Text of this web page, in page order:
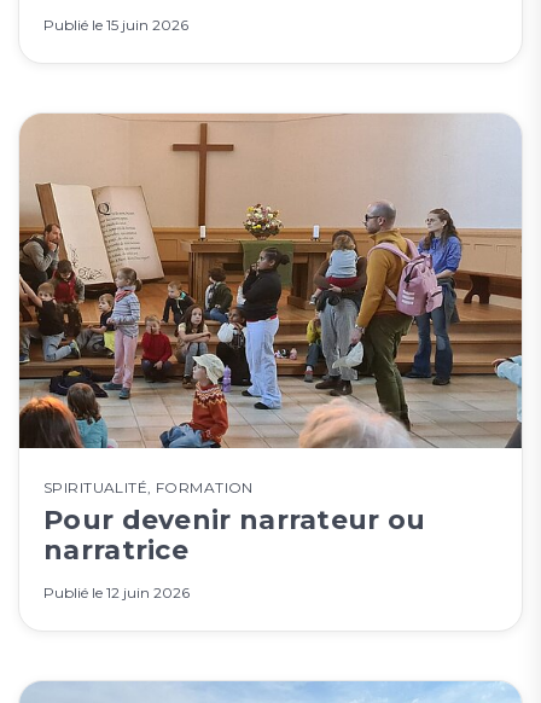
Publié le 15 juin 2026
SPIRITUALITÉ, FORMATION
Pour devenir narrateur ou
narratrice
Publié le 12 juin 2026